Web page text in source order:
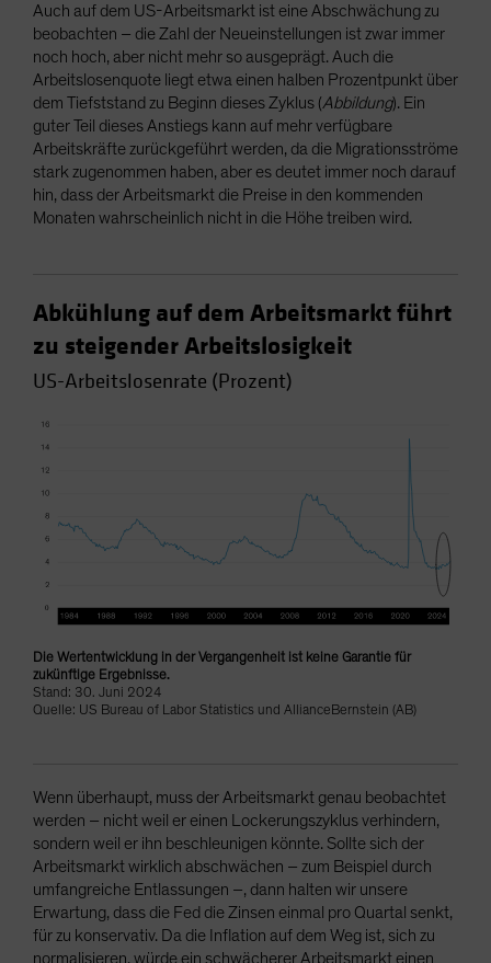
Auch auf dem US-Arbeitsmarkt ist eine Abschwächung zu
beobachten – die Zahl der Neueinstellungen ist zwar immer
noch hoch, aber nicht mehr so ausgeprägt. Auch die
Arbeitslosenquote liegt etwa einen halben Prozentpunkt über
dem Tiefststand zu Beginn dieses Zyklus (Abbildung). Ein
guter Teil dieses Anstiegs kann auf mehr verfügbare
Arbeitskräfte zurückgeführt werden, da die Migrationsströme
stark zugenommen haben, aber es deutet immer noch darauf
hin, dass der Arbeitsmarkt die Preise in den kommenden
Monaten wahrscheinlich nicht in die Höhe treiben wird.
Abkühlung auf dem Arbeitsmarkt führt
zu steigender Arbeitslosigkeit
US-Arbeitslosenrate (Prozent)
Die Wertentwicklung in der Vergangenheit ist keine Garantie für
zukünftige Ergebnisse.
Stand: 30. Juni 2024
Quelle: US Bureau of Labor Statistics und AllianceBernstein (AB)
Wenn überhaupt, muss der Arbeitsmarkt genau beobachtet
werden – nicht weil er einen Lockerungszyklus verhindern,
sondern weil er ihn beschleunigen könnte. Sollte sich der
Arbeitsmarkt wirklich abschwächen – zum Beispiel durch
umfangreiche Entlassungen –, dann halten wir unsere
Erwartung, dass die Fed die Zinsen einmal pro Quartal senkt,
für zu konservativ. Da die Inflation auf dem Weg ist, sich zu
normalisieren, würde ein schwächerer Arbeitsmarkt einen